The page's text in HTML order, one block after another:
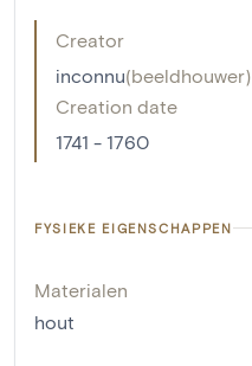
Creator
inconnu(beeldhouwer)
Creation date
1741 - 1760
FYSIEKE EIGENSCHAPPEN
Materialen
hout